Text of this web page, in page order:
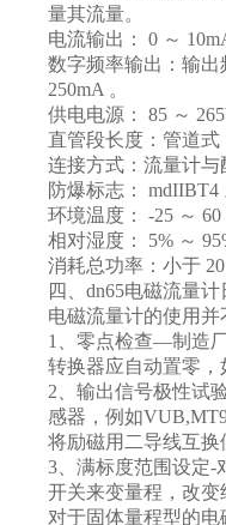
量其流量。
电流输出： 0 ～
数字频率输出：输出
250mA 。
供电电源： 85 ～
直管段长度：管道
连接方式：流量计与
防爆标志： mdIIBT4
环境温度： -25 ～
相对湿度： 5% ～
消耗总功率：小于
四、dn65电磁流量
电磁流量计的使用
1
、零点检查—制造
转换器应自动置零
2 、输出信号极性
感器，例如
将励磁用二导线互
3 、满标度范围设定
开关来变量程，改
对于固体量程型的